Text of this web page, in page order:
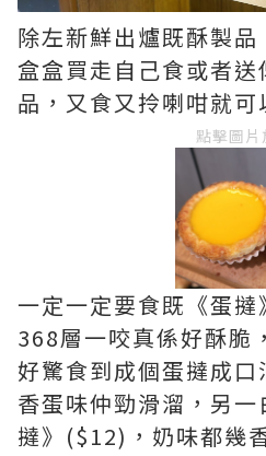
除左新鮮出爐既酥製
盒盒買走自己食或者
品，又食又拎喇咁就可
點擊圖片
一定一定要食既《蛋
368層一咬真係好酥脆
好驚食到成個蛋撻成
香蛋味仲勁滑溜，另
撻》($12)，奶味都幾